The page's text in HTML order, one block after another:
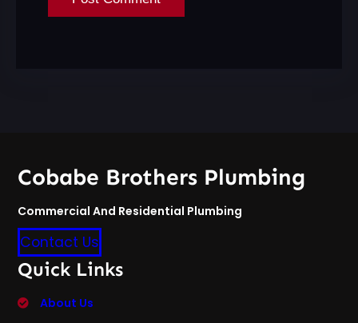
Cobabe Brothers Plumbing
Commercial And Residential Plumbing
Contact Us
Quick Links
About Us